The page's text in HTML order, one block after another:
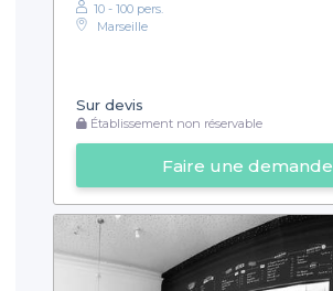
10 - 100 pers.
Marseille
Sur devis
Établissement non réservable
Faire une demande